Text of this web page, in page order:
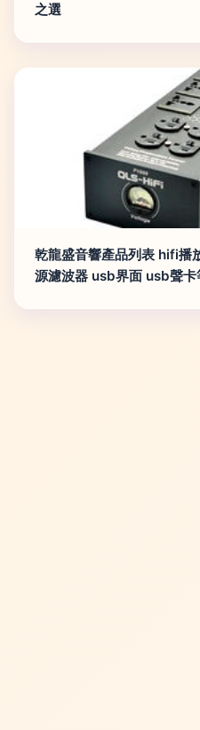
之選
乾龍盛音響產品列表 hifi播
源濾波器 usb界面 usb聲卡